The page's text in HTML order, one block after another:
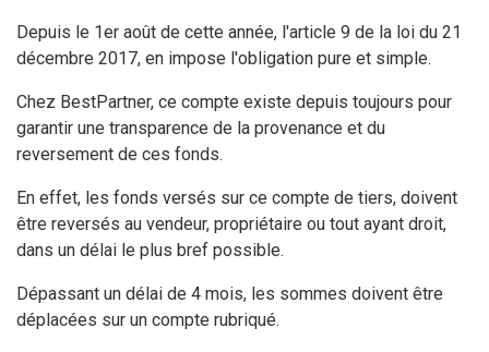
Depuis le 1er août de cette année, l'article 9 de la loi du 21
décembre 2017, en impose l'obligation pure et simple.
Chez BestPartner, ce compte existe depuis toujours pour
garantir une transparence de la provenance et du
reversement de ces fonds.
En effet, les fonds versés sur ce compte de tiers, doivent
être reversés au vendeur, propriétaire ou tout ayant droit,
dans un délai le plus bref possible.
Dépassant un délai de 4 mois, les sommes doivent être
déplacées sur un compte rubriqué.